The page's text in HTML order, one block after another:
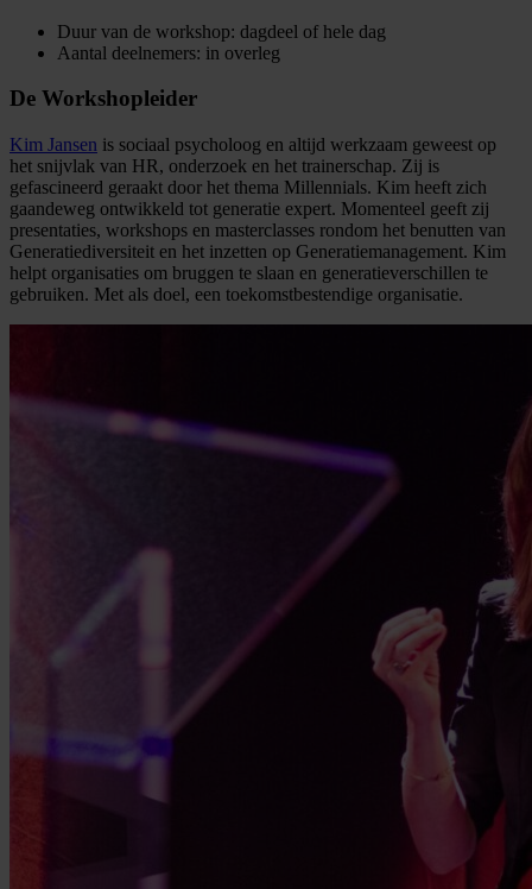
Duur van de workshop: dagdeel of hele dag
Aantal deelnemers: in overleg
De Workshopleider
Kim Jansen is sociaal psycholoog en altijd werkzaam geweest op
het snijvlak van HR, onderzoek en het trainerschap. Zij is
gefascineerd geraakt door het thema Millennials. Kim heeft zich
gaandeweg ontwikkeld tot generatie expert. Momenteel geeft zij
presentaties, workshops en masterclasses rondom het benutten van
Generatiediversiteit en het inzetten op Generatiemanagement. Kim
helpt organisaties om bruggen te slaan en generatieverschillen te
gebruiken. Met als doel, een toekomstbestendige organisatie.